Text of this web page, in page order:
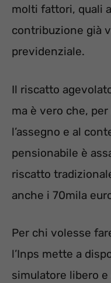
molti fattori, quali
contribuzione già
previdenziale.
Il riscatto
ma è vero che,
l’assegno e al
pensionabile è
riscatto
anche i 70mila
Per chi volesse
l’Inps mette a
simulatore libero